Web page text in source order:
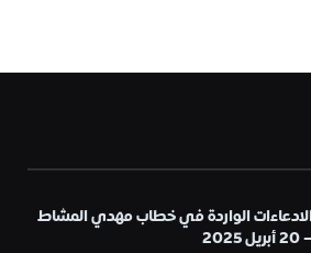
الواردة في خطاب مهدي المشاط
2025